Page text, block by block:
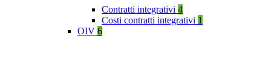
Contratti integrativi 4
Costi contratti integrativi 1
OIV 6